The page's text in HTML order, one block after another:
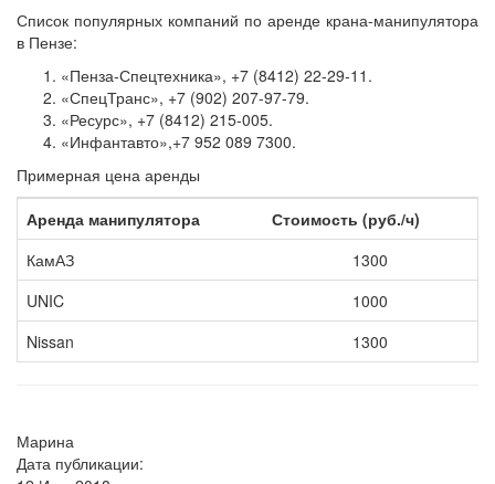
Список популярных компаний по аренде крана-манипулятора
в Пензе:
«Пенза-Спецтехника», +7 (8412) 22-29-11.
«СпецТранс», +7 (902) 207-97-79.
«Ресурс», +7 (8412) 215-005.
«Инфантавто»,+7 952 089 7300.
Примерная цена аренды
Аренда манипулятора
Стоимость (руб./ч)
КамАЗ
1300
UNIC
1000
Nissan
1300
Марина
Дата публикации: